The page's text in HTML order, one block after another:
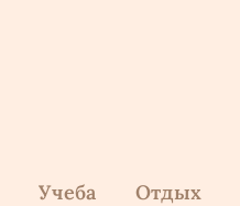
Учеба Отдых